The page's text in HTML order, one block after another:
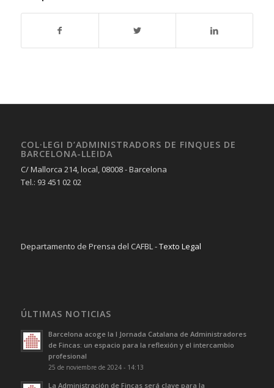
COL·LEGI D’ADMINISTRADORS DE FINQUES DE
BARCELONA-LLEIDA
C/ Mallorca 214, local, 08008 - Barcelona
Tel.: 93 451 02 02
Departamento de Prensa del CAFBL -Texto Legal
ÚLTIMAS NOTICIAS
Barcelona acoge la I Jornada Catalana de Administradores
de Fincas: un espacio para la reflexión y el intercambio
profesional
25 de noviembre de 2024 - 14:13
La Administración de Fincas será clave para la